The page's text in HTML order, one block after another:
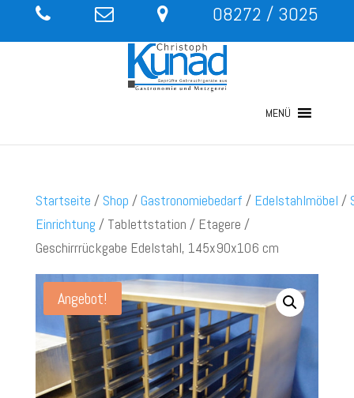
08272 / 3025
MENÜ
Startseite / Shop /Gastronomiebedarf / Edelstahlmöbel /
Einrichtung / Tablettstation / Etagere /
Geschirrrückgabe Edelstahl, 145x90x106 cm
Angebot!